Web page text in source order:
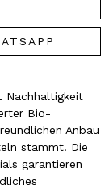
Nachhaltigkeit
Bio-
Anbau
stammt. Die
garantieren